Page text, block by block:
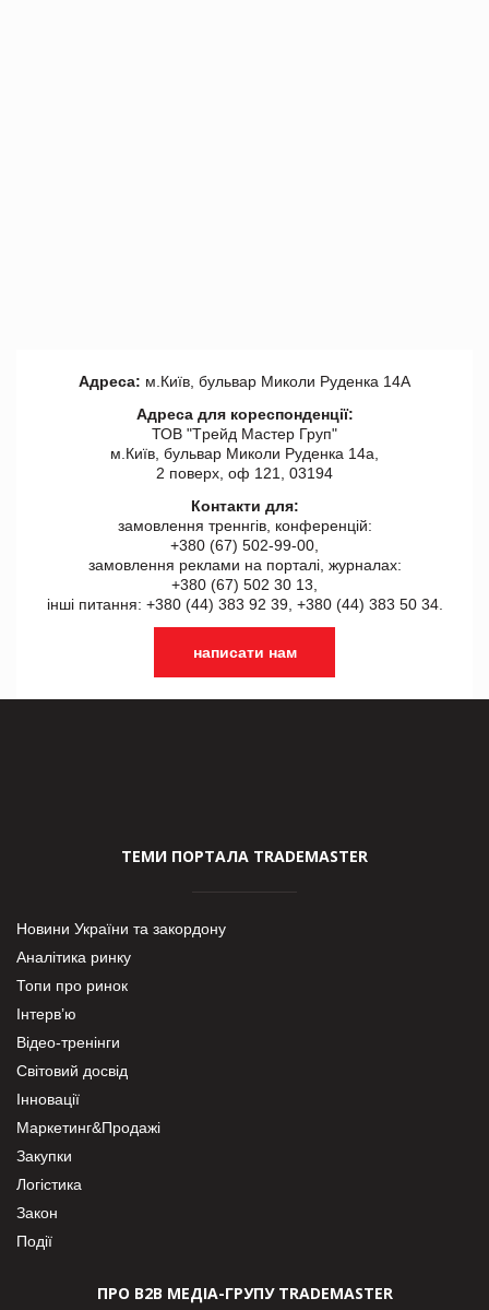
Адреса: м.Київ, бульвар Миколи Руденка 14А
Адреса для кореспонденції:
ТОВ "Tрейд Мастер Груп"
м.Київ, бульвар Миколи Руденка 14а,
2 поверх, оф 121, 03194
Контакти для:
замовлення треннгів, конференцій:
+380 (67) 502-99-00,
замовлення реклами на порталі, журналах:
+380 (67) 502 30 13,
інші питання: +380 (44) 383 92 39, +380 (44) 383 50 34.
написати нам
ТЕМИ ПОРТАЛА TRADEMASTER
Новини України та закордону
Аналітика ринку
Топи про ринок
Інтерв’ю
Відео-тренінги
Світовий досвід
Інновації
Маркетинг&Продажі
Закупки
Логістика
Закон
Події
ПРО В2В МЕДІА-ГРУПУ TRADEMASTER